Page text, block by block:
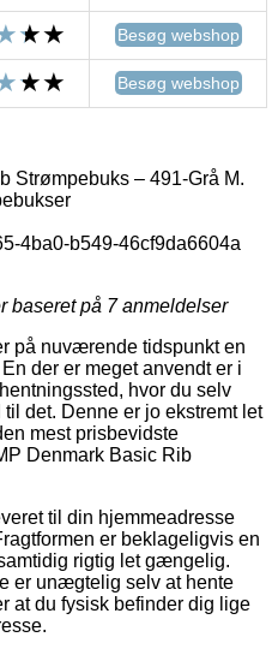
Besøg webshop
Besøg webshop
Strømpebuks – 491-Grå M.
4ba0-b549-46cf9da6604a
baseret på 7anmeldelser
på nuværende tidspunkt en
der er meget anvendt er i
hvor du selv
det. Denne er jo ekstremt let
mest prisbevidste
Denmark Basic Rib
til din hjemmeadresse
er beklageligvis en
rigtig let gængelig.
er unægtelig selv at hente
at du fysisk befinder dig lige